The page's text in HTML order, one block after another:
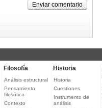
Enviar comentario
Filosofía
Análisis estructural
Pensamiento
filosófico
Contexto
Historia
Historia
Cuestiones
Instrumento de
análisis